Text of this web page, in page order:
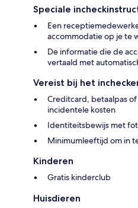
Speciale
Een
accommodatie op je te
De informatie die de
vertaald met
Vereist bij het
Creditcard, betaalpas
incidentele kosten
Identiteitsbewijs met
Minimumleeftijd om in
Kinderen
Gratis kinderclub
Huisdieren